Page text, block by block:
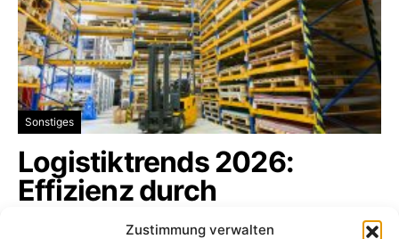
Zustimmung verwalten
Sonstiges
Logistiktrends 2026:
Effizienz durch
Digitalisierung